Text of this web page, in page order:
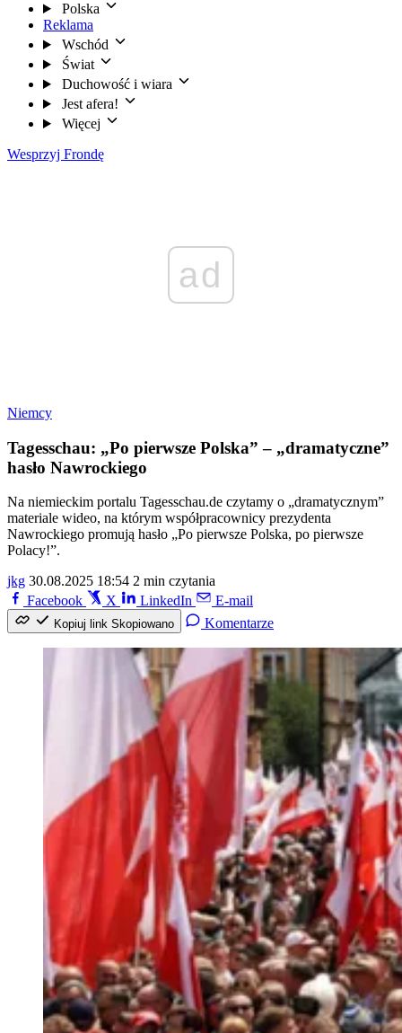
Polska
Reklama
Wschód
Świat
Duchowość i wiara
Jest afera!
Więcej
Wesprzyj Frondę
ad
Niemcy
Tagesschau: „Po pierwsze Polska” – „dramatyczne”
hasło Nawrockiego
Na niemieckim portalu Tagesschau.de czytamy o „dramatycznym”
materiale wideo, na którym współpracownicy prezydenta
Nawrockiego promują hasło „Po pierwsze Polska, po pierwsze
Polacy!”.
jkg 30.08.2025 18:54 2 min czytania
Facebook
X LinkedIn E-mail
Kopiuj link Skopiowano Komentarze